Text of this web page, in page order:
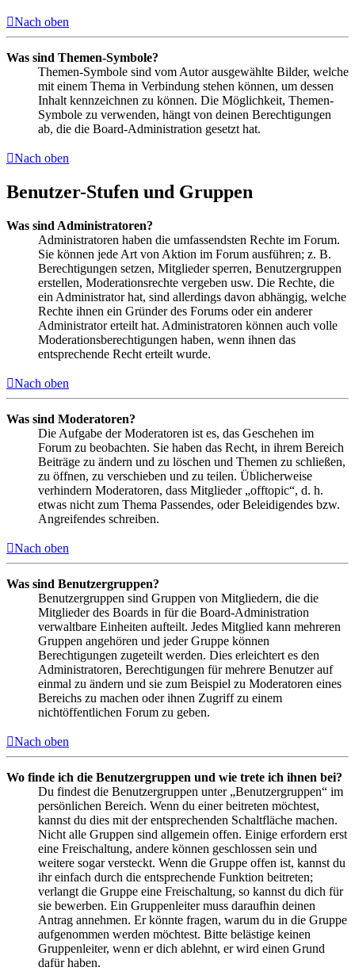
Nach oben
Was sind Themen-Symbole?
Themen-Symbole sind vom Autor ausgewählte Bilder, welche
mit einem Thema in Verbindung stehen können, um dessen
Inhalt kennzeichnen zu können. Die Möglichkeit, Themen-
Symbole zu verwenden, hängt von deinen Berechtigungen
ab, die die Board-Administration gesetzt hat.
Nach oben
Benutzer-Stufen und Gruppen
Was sind Administratoren?
Administratoren haben die umfassendsten Rechte im Forum.
Sie können jede Art von Aktion im Forum ausführen; z. B.
Berechtigungen setzen, Mitglieder sperren, Benutzergruppen
erstellen, Moderationsrechte vergeben usw. Die Rechte, die
ein Administrator hat, sind allerdings davon abhängig, welche
Rechte ihnen ein Gründer des Forums oder ein anderer
Administrator erteilt hat. Administratoren können auch volle
Moderationsberechtigungen haben, wenn ihnen das
entsprechende Recht erteilt wurde.
Nach oben
Was sind Moderatoren?
Die Aufgabe der Moderatoren ist es, das Geschehen im
Forum zu beobachten. Sie haben das Recht, in ihrem Bereich
Beiträge zu ändern und zu löschen und Themen zu schließen,
zu öffnen, zu verschieben und zu teilen. Üblicherweise
verhindern Moderatoren, dass Mitglieder „offtopic“, d. h.
etwas nicht zum Thema Passendes, oder Beleidigendes bzw.
Angreifendes schreiben.
Nach oben
Was sind Benutzergruppen?
Benutzergruppen sind Gruppen von Mitgliedern, die die
Mitglieder des Boards in für die Board-Administration
verwaltbare Einheiten aufteilt. Jedes Mitglied kann mehreren
Gruppen angehören und jeder Gruppe können
Berechtigungen zugeteilt werden. Dies erleichtert es den
Administratoren, Berechtigungen für mehrere Benutzer auf
einmal zu ändern und sie zum Beispiel zu Moderatoren eines
Bereichs zu machen oder ihnen Zugriff zu einem
nichtöffentlichen Forum zu geben.
Nach oben
Wo finde ich die Benutzergruppen und wie trete ich ihnen bei?
Du findest die Benutzergruppen unter „Benutzergruppen“ im
persönlichen Bereich. Wenn du einer beitreten möchtest,
kannst du dies mit der entsprechenden Schaltfläche machen.
Nicht alle Gruppen sind allgemein offen. Einige erfordern erst
eine Freischaltung, andere können geschlossen sein und
weitere sogar versteckt. Wenn die Gruppe offen ist, kannst du
ihr einfach durch die entsprechende Funktion beitreten;
verlangt die Gruppe eine Freischaltung, so kannst du dich für
sie bewerben. Ein Gruppenleiter muss daraufhin deinen
Antrag annehmen. Er könnte fragen, warum du in die Gruppe
aufgenommen werden möchtest. Bitte belästige keinen
Gruppenleiter, wenn er dich ablehnt, er wird einen Grund
dafür haben.